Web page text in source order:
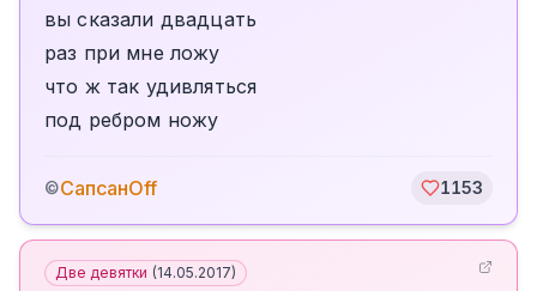
вы сказали двадцать
раз при мне ложу
что ж так удивляться
под ребром ножу
©СапсанOff 1153
Две девятки (14.05.2017)